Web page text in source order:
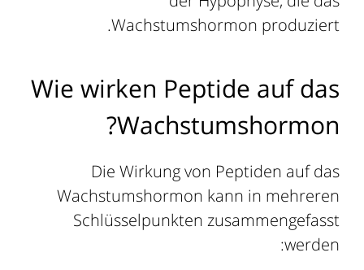
Wachstumshormon produziert.
Wie wirken Peptide auf das
Wachstumshormon?
Die Wirkung von Peptiden auf das
Wachstumshormon kann in mehreren
Schlüsselpunkten zusammengefasst
werden: